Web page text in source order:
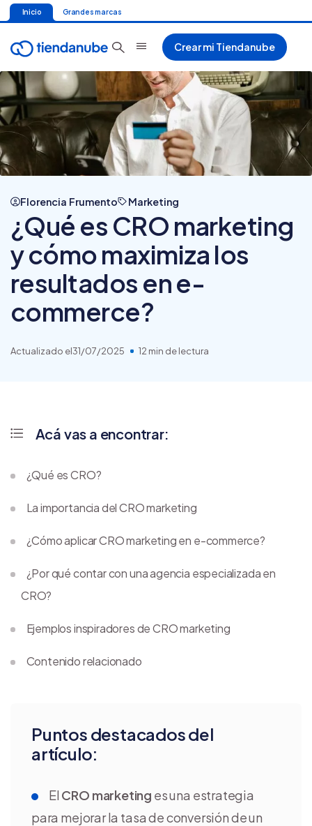
Inicio Grandes marcas
Crear mi Tiendanube
Florencia Frumento Marketing
¿Qué es CRO marketing
y cómo maximiza los
resultados en e-
commerce?
Actualizado el31/07/2025 12 min de lectura
Puntos destacados del
artículo:
El CRO marketing es una estrategia
para mejorar la tasa de conversión de un
Acá vas a encontrar:
¿Qué es CRO?
La importancia del CRO marketing
¿Cómo aplicar CRO marketing en e-commerce?
¿Por qué contar con una agencia especializada en
CRO?
Ejemplos inspiradores de CRO marketing
Contenido relacionado